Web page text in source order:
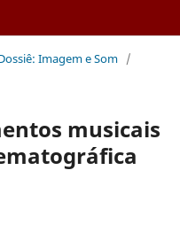
Imagem e Som /
musicais